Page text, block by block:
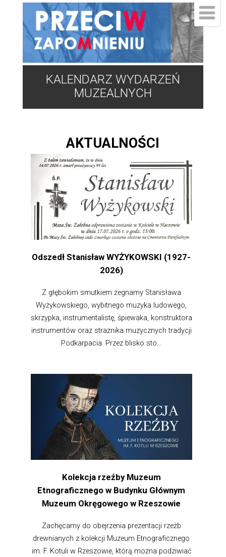
KALENDARZ WYDARZEŃ
MUZEALNYCH
AKTUALNOŚCI
Odszedł Stanisław WYŻYKOWSKI (1927-
2026)
Z głębokim smutkiem żegnamy Stanisława
Wyżykowskiego, wybitnego muzyka ludowego,
skrzypka, instrumentalistę, śpiewaka, konstruktora
instrumentów oraz strażnika muzycznych tradycji
Podkarpacia. Przez blisko sto...
Kolekcja rzeźby Muzeum
Etnograficznego w Budynku Głównym
Muzeum Okręgowego w Rzeszowie
Zachęcamy do obejrzenia prezentacji rzeźb
drewnianych z kolekcji Muzeum Etnograficznego
im. F. Kotuli w Rzeszowie, którą można podziwiać